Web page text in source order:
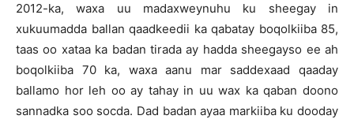
2012-ka, waxa uu madaxweynuhu ku sheegay in
xukuumadda ballan qaadkeedii ka qabatay boqolkiiba 85,
taas oo xataa ka badan tirada ay hadda sheegayso ee ah
boqolkiiba 70 ka, waxa aanu mar saddexaad qaaday
ballamo hor leh oo ay tahay in uu wax ka qaban doono
sannadka soo socda. Dad badan ayaa markiiba ku dooday